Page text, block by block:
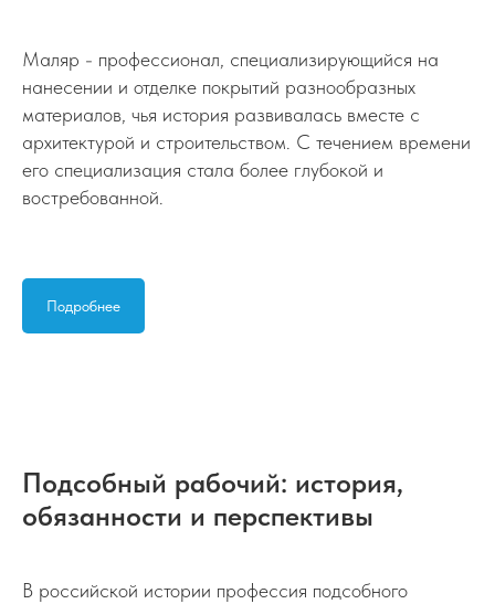
Маляр - профессионал, специализирующийся на
нанесении и отделке покрытий разнообразных
материалов, чья история развивалась вместе с
архитектурой и строительством. С течением времени
его специализация стала более глубокой и
востребованной.
Подробнее
Подсобный рабочий: история,
обязанности и перспективы
В российской истории профессия подсобного